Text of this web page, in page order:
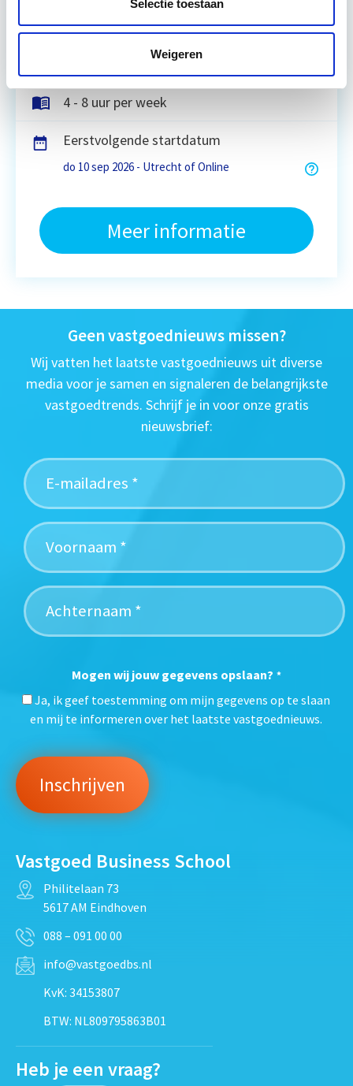
Selectie toestaan
Weigeren
Utrecht en/of online
15 Lesdagen lesdag(en)
4 - 8 uur per week
Eerstvolgende startdatum
do 10 sep 2026 - Utrecht of Online
Meer informatie
Geen vastgoednieuws missen?
Wij vatten het laatste vastgoednieuws uit diverse
media voor je samen en signaleren de belangrijkste
vastgoedtrends. Schrijf je in voor onze gratis
nieuwsbrief:
Mogen wij jouw gegevens opslaan? *
Ja, ik geef toestemming om mijn gegevens op te slaan
en mij te informeren over het laatste vastgoednieuws.
Vastgoed Business School
Philitelaan 73
5617 AM Eindhoven
088 – 091 00 00
info@vastgoedbs.nl
KvK: 34153807
BTW: NL809795863B01
Heb je een vraag?